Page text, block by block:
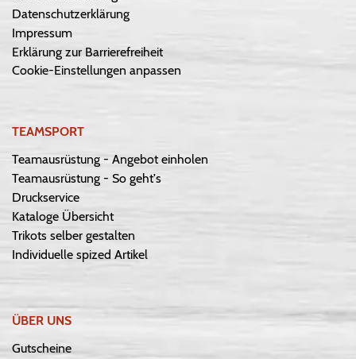
Datenschutzerklärung
Impressum
Erklärung zur Barrierefreiheit
Cookie-Einstellungen anpassen
TEAMSPORT
Teamausrüstung - Angebot einholen
Teamausrüstung - So geht's
Druckservice
Kataloge Übersicht
Trikots selber gestalten
Individuelle spized Artikel
ÜBER UNS
Gutscheine